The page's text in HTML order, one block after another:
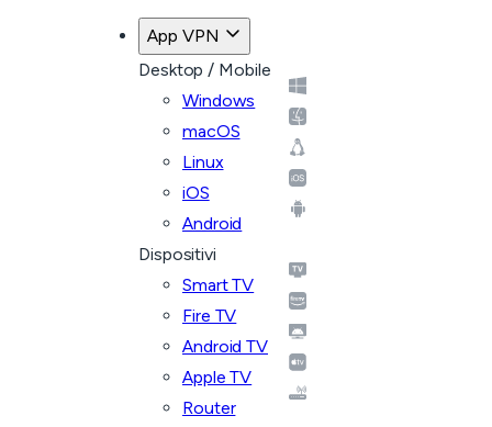
App VPN
Desktop / Mobile
Windows
macOS
Linux
iOS
Android
Dispositivi
Smart TV
Fire TV
Android TV
Apple TV
Router